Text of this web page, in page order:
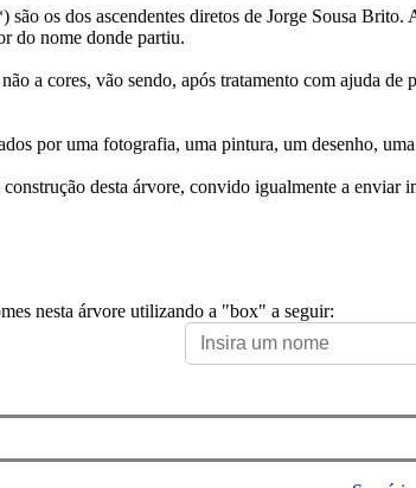
são os dos ascendentes diretos de Jorge Sousa
do nome donde partiu.
a cores, vão sendo, após tratamento com ajuda
por uma fotografia, uma pintura, um desenho,
desta árvore, convido igualmente a enviar
nesta árvore utilizando a "box" a seguir: